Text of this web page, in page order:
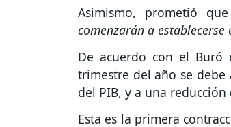
Asimismo, prometió
comenzarán a
De acuerdo con el Buró
trimestre del año se debe
del PIB, y a una
Esta es la primera